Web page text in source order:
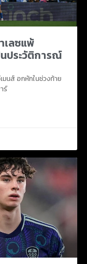
เลซแพ้
ประวัติการณ์
นส์ อกหักในช่วงท้าย
ร์